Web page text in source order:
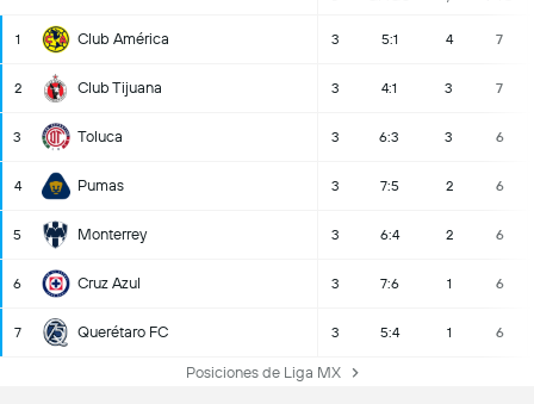
1 Club América 3 5:1 4 7
2 Club Tijuana 3 4:1 3 7
3 Toluca 3 6:3 3 6
4 Pumas 3 7:5 2 6
5 Monterrey 3 6:4 2 6
6 Cruz Azul 3 7:6 1 6
7 Querétaro FC 3 5:4 1 6
Posiciones de Liga MX